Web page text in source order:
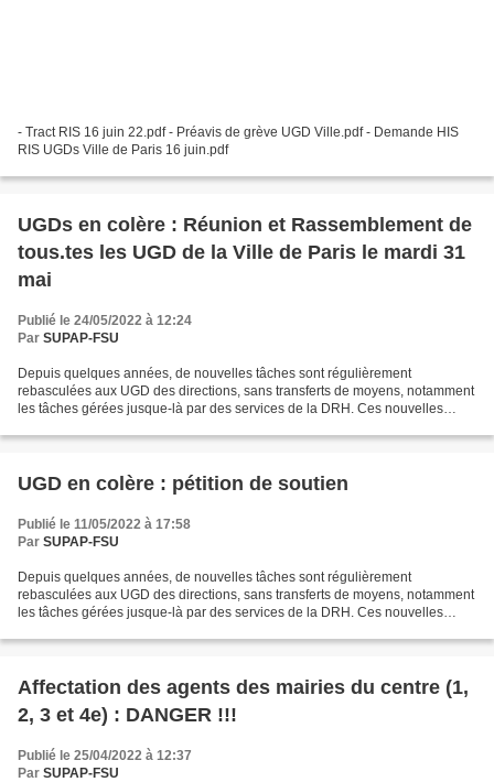
- Tract RIS 16 juin 22.pdf - Préavis de grève UGD Ville.pdf - Demande HIS
RIS UGDs Ville de Paris 16 juin.pdf
UGDs en colère : Réunion et Rassemblement de
tous.tes les UGD de la Ville de Paris le mardi 31
mai
Publié le 24/05/2022 à 12:24
Par SUPAP-FSU
Depuis quelques années, de nouvelles tâches sont régulièrement
rebasculées aux UGD des directions, sans transferts de moyens, notamment
les tâches gérées jusque-là par des services de la DRH. Ces nouvelles
UGD en colère : pétition de soutien
Publié le 11/05/2022 à 17:58
Par SUPAP-FSU
Depuis quelques années, de nouvelles tâches sont régulièrement
rebasculées aux UGD des directions, sans transferts de moyens, notamment
les tâches gérées jusque-là par des services de la DRH. Ces nouvelles
Affectation des agents des mairies du centre (1,
2, 3 et 4e) : DANGER !!!
Publié le 25/04/2022 à 12:37
Par SUPAP-FSU